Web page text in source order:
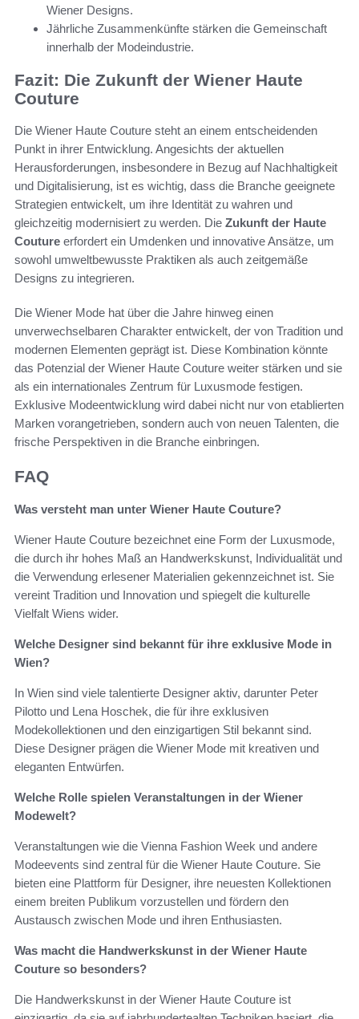
Wiener Designs.
Jährliche Zusammenkünfte stärken die Gemeinschaft
innerhalb der Modeindustrie.
Fazit: Die Zukunft der Wiener Haute
Couture
Die Wiener Haute Couture steht an einem entscheidenden
Punkt in ihrer Entwicklung. Angesichts der aktuellen
Herausforderungen, insbesondere in Bezug auf Nachhaltigkeit
und Digitalisierung, ist es wichtig, dass die Branche geeignete
Strategien entwickelt, um ihre Identität zu wahren und
gleichzeitig modernisiert zu werden. Die Zukunft der Haute
Couture erfordert ein Umdenken und innovative Ansätze, um
sowohl umweltbewusste Praktiken als auch zeitgemäße
Designs zu integrieren.
Die Wiener Mode hat über die Jahre hinweg einen
unverwechselbaren Charakter entwickelt, der von Tradition und
modernen Elementen geprägt ist. Diese Kombination könnte
das Potenzial der Wiener Haute Couture weiter stärken und sie
als ein internationales Zentrum für Luxusmode festigen.
Exklusive Modeentwicklung wird dabei nicht nur von etablierten
Marken vorangetrieben, sondern auch von neuen Talenten, die
frische Perspektiven in die Branche einbringen.
FAQ
Was versteht man unter Wiener Haute Couture?
Wiener Haute Couture bezeichnet eine Form der Luxusmode,
die durch ihr hohes Maß an Handwerkskunst, Individualität und
die Verwendung erlesener Materialien gekennzeichnet ist. Sie
vereint Tradition und Innovation und spiegelt die kulturelle
Vielfalt Wiens wider.
Welche Designer sind bekannt für ihre exklusive Mode in
Wien?
In Wien sind viele talentierte Designer aktiv, darunter Peter
Pilotto und Lena Hoschek, die für ihre exklusiven
Modekollektionen und den einzigartigen Stil bekannt sind.
Diese Designer prägen die Wiener Mode mit kreativen und
eleganten Entwürfen.
Welche Rolle spielen Veranstaltungen in der Wiener
Modewelt?
Veranstaltungen wie die Vienna Fashion Week und andere
Modeevents sind zentral für die Wiener Haute Couture. Sie
bieten eine Plattform für Designer, ihre neuesten Kollektionen
einem breiten Publikum vorzustellen und fördern den
Austausch zwischen Mode und ihren Enthusiasten.
Was macht die Handwerkskunst in der Wiener Haute
Couture so besonders?
Die Handwerkskunst in der Wiener Haute Couture ist